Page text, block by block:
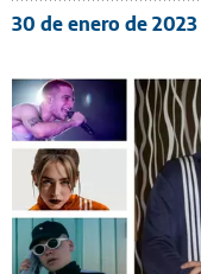
30 de enero de 2023